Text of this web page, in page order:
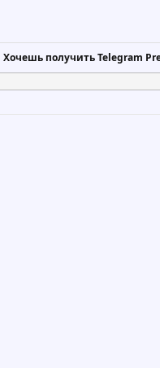
Хочешь получить Telegram